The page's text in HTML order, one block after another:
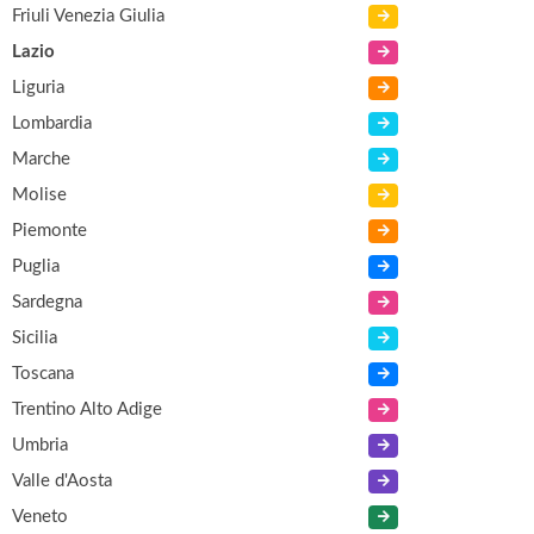
Friuli Venezia Giulia
Lazio
Liguria
Lombardia
Marche
Molise
Piemonte
Puglia
Sardegna
Sicilia
Toscana
Trentino Alto Adige
Umbria
Valle d'Aosta
Veneto